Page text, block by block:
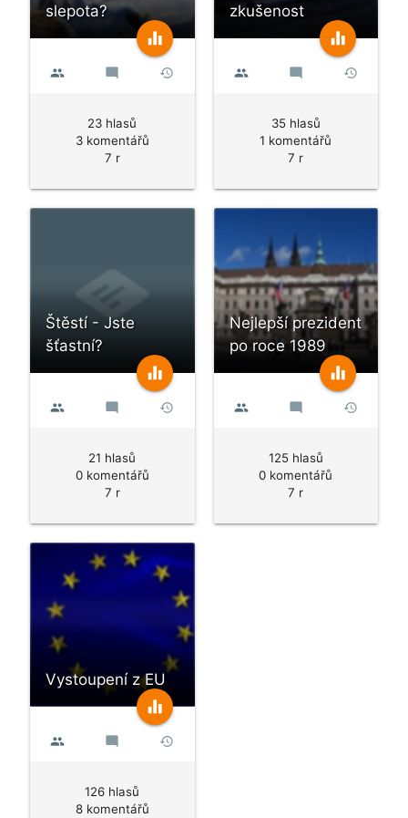
slepota?
equalizer
people mode_comment history
23 hlasů
3 komentářů
7 r
zkušenost
equalizer
people mode_comment history
35 hlasů
1 komentářů
7 r
Štěstí - Jste
šťastní?
equalizer
people mode_comment history
21 hlasů
0 komentářů
7 r
Nejlepší prezident
po roce 1989
equalizer
people mode_comment history
125 hlasů
0 komentářů
7 r
Vystoupení z EU
equalizer
people mode_comment history
126 hlasů
8 komentářů